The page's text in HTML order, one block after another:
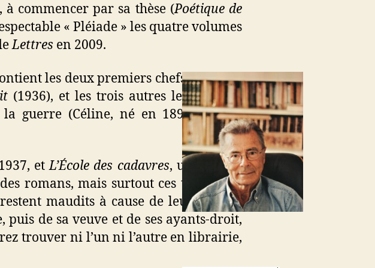
commencer par sa thèse (Poétique de
« Pléiade » les quatre volumes
Lettres en 2009.
les deux premiers chefs-d’œuvre,
(1936), et les trois autres les romans,
guerre (Céline, né en 1894, a vécu
etL’École des cadavres, un an plus
romans, mais surtout ces textes, qui
maudits à cause de leur furieux
de sa veuve et de ses ayants-droit,
trouver ni l’un ni l’autre en librairie,